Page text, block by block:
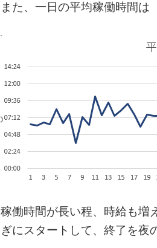
また、一日の平均稼働時間は
稼働時間が長い程、時給も増
ぎにスタートして、終了を夜